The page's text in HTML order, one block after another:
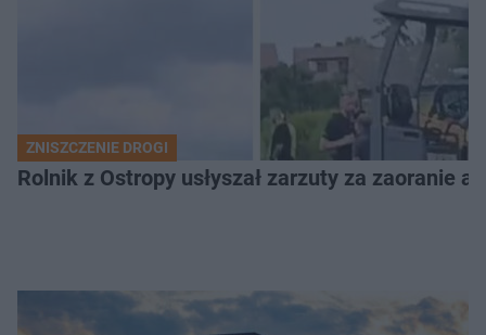
ZNISZCZENIE DROGI
Rolnik z Ostropy usłyszał zarzuty za zaoranie